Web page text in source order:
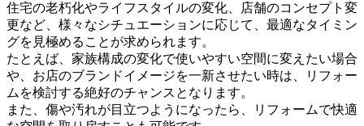
住宅の老朽化やライフスタイルの変化、店舗のコンセプト変
更など、様々なシチュエーションに応じて、最適なタイミン
グを見極めることが求められます。
たとえば、家族構成の変化で使いやすい空間に変えたい場合
や、お店のブランドイメージを一新させたい時は、リフォー
ムを検討する絶好のチャンスとなります。
また、傷や汚れが目立つようになったら、リフォームで快適